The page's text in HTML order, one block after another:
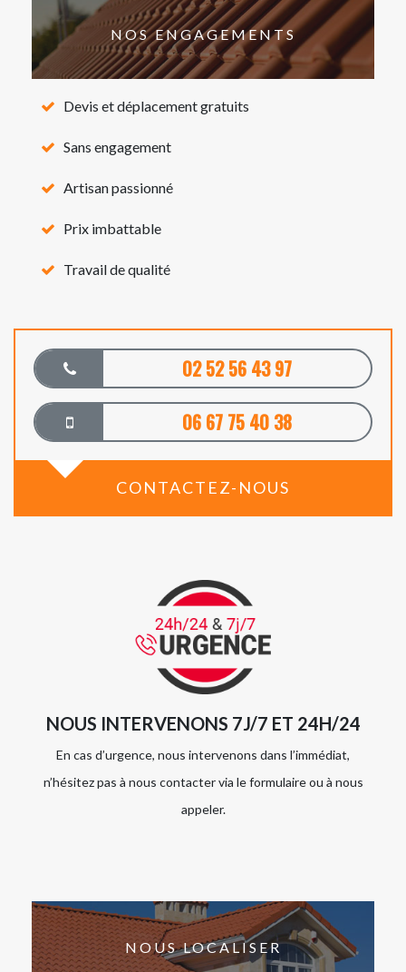
NOS ENGAGEMENTS
Devis et déplacement gratuits
Sans engagement
Artisan passionné
Prix imbattable
Travail de qualité
02 52 56 43 97
06 67 75 40 38
CONTACTEZ-NOUS
NOUS INTERVENONS 7J/7 ET 24H/24
En cas d’urgence, nous intervenons dans l’immédiat,
n’hésitez pas à nous contacter via le formulaire ou à nous
appeler.
NOUS LOCALISER